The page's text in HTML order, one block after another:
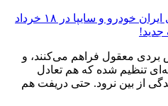
افزایش عجیب قیمت خودروهای ایران خودرو و سایپا در ۱۸ خرداد
بردی معقول فراهم می‌کنند، و
تنظیم شده که هم تعادل
از بین نرود. حتی دریفت هم